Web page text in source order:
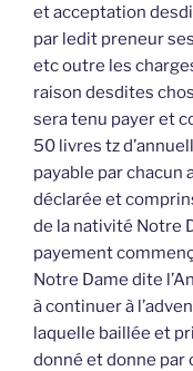
et acceptation
par ledit preneur
etc outre les
raison desdites
sera tenu payer et
50 livres tz
payable par chacun
déclarée et
de la nativité Notre
payement
Notre Dame dite
à continuer à
laquelle baillée et
donné et donne par